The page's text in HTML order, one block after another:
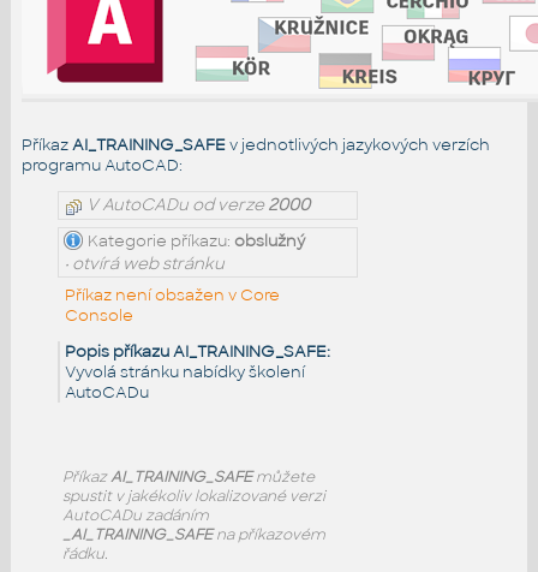
PříkazAI_TRAINING_SAFEv jednotlivých jazykových verzích
programu AutoCAD:
V AutoCADu od verze2000
Kategorie příkazu: obslužný
• otvírá web stránku
Příkaz není obsažen v Core
Console
Popis příkazu AI_TRAINING_SAFE:
Vyvolá stránku nabídky školení
AutoCADu
PříkazAI_TRAINING_SAFEmůžete
spustit v jakékoliv lokalizované verzi
AutoCADu zadáním
_AI_TRAINING_SAFEna příkazovém
řádku.